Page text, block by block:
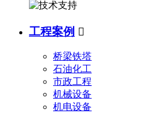
工程案例 
桥梁铁塔
石油化工
市政工程
机械设备
机电设备